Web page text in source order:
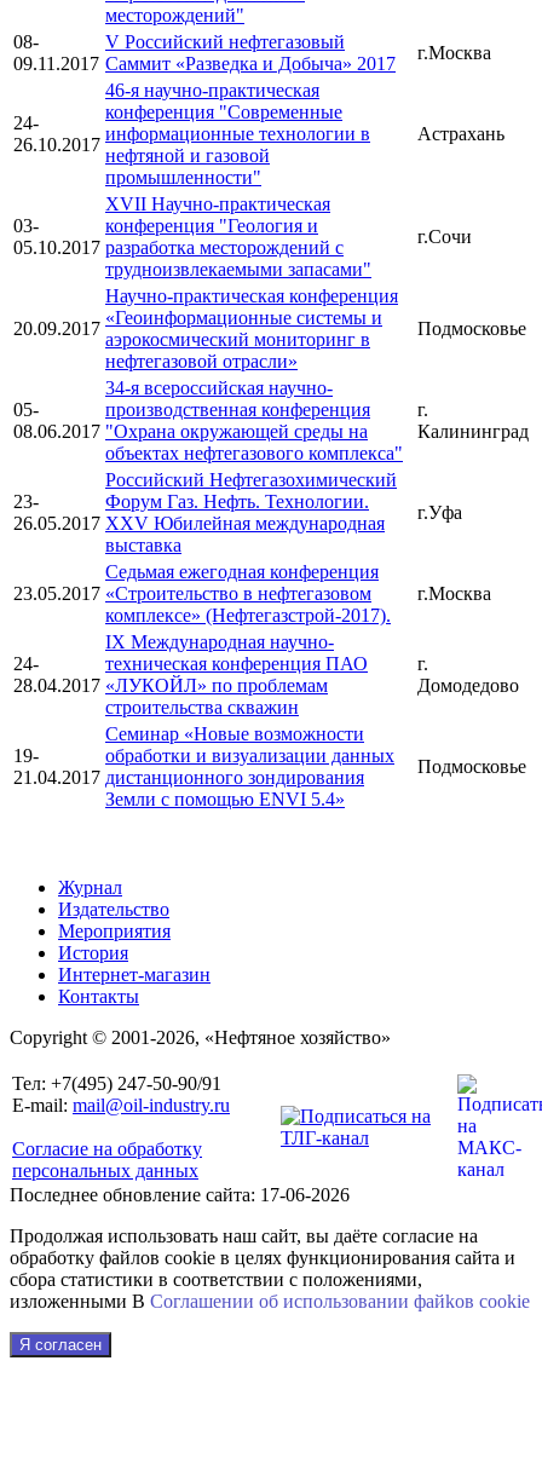
месторождений"
08-
09.11.2017
V Российский нефтегазовый
Саммит «Разведка и Добыча» 2017
г.Москва
24-
26.10.2017
46-я научно-практическая
конференция "Современные
информационные технологии в
нефтяной и газовой
промышленности"
Астрахань
03-
05.10.2017
XVII Научно-практическая
конференция "Геология и
разработка месторождений с
трудноизвлекаемыми запасами"
г.Сочи
20.09.2017
Научно-практическая конференция
«Геоинформационные системы и
аэрокосмический мониторинг в
нефтегазовой отрасли»
Подмосковье
05-
08.06.2017
34-я всероссийская научно-
производственная конференция
"Охрана окружающей среды на
объектах нефтегазового комплекса"
г.
Калининград
23-
26.05.2017
Российский Нефтегазохимический
Форум Газ. Нефть. Технологии.
XXV Юбилейная международная
выставка
г.Уфа
23.05.2017
Седьмая ежегодная конференция
«Строительство в нефтегазовом
комплексе» (Нефтегазстрой-2017).
г.Москва
24-
28.04.2017
IX Международная научно-
техническая конференция ПАО
«ЛУКОЙЛ» по проблемам
строительства скважин
г.
Домодедово
19-
21.04.2017
Семинар «Новые возможности
обработки и визуализации данных
дистанционного зондирования
Земли с помощью ENVI 5.4»
Подмосковье
Журнал
Издательство
Мероприятия
История
Интернет-магазин
Контакты
Copyright © 2001-2026, «Нефтяное хозяйство»
Тел: +7(495) 247-50-90/91
E-mail: mail@oil-industry.ru
Согласие на обработку
персональных данных
Последнее обновление сайта: 17-06-2026
Продолжая использовать наш сайт, вы даёте согласие на
обработку файлов cookie в целях функционирования сайта и
сбора статистики в соответствии с положениями,
изложенными В Соглашении об использовании файkов cookie
Я согласен